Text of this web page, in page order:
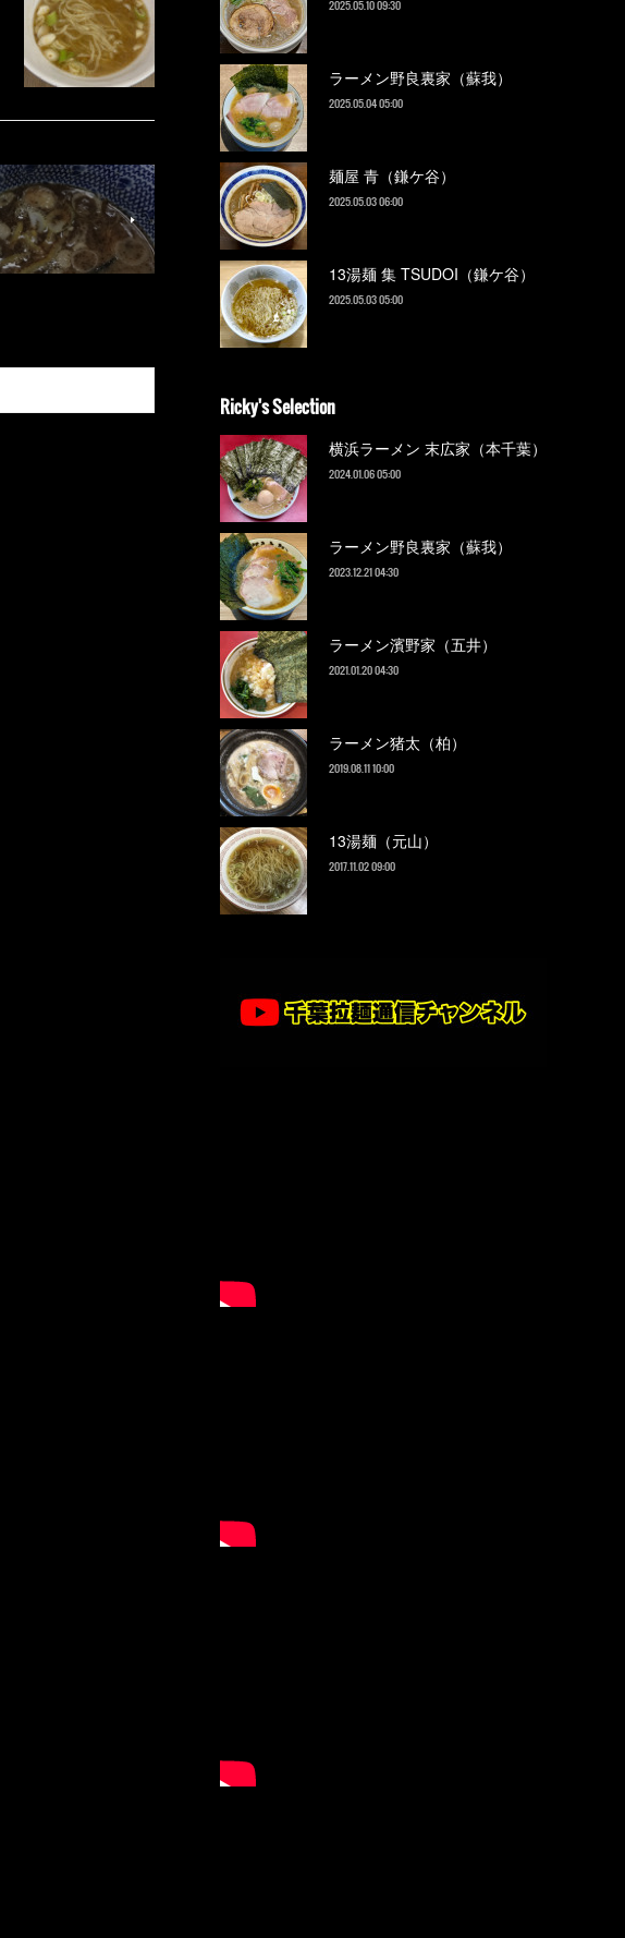
2025.05.10 09:30
ラーメン野良裏家（蘇我）
2025.05.04 05:00
麺屋 青（鎌ケ谷）
2025.05.03 06:00
13湯麺 集 TSUDOI（鎌ケ谷）
2025.05.03 05:00
Ricky's Selection
横浜ラーメン 末広家（本千葉）
2024.01.06 05:00
ラーメン野良裏家（蘇我）
2023.12.21 04:30
ラーメン濱野家（五井）
2021.01.20 04:30
ラーメン猪太（柏）
2019.08.11 10:00
13湯麺（元山）
2017.11.02 09:00